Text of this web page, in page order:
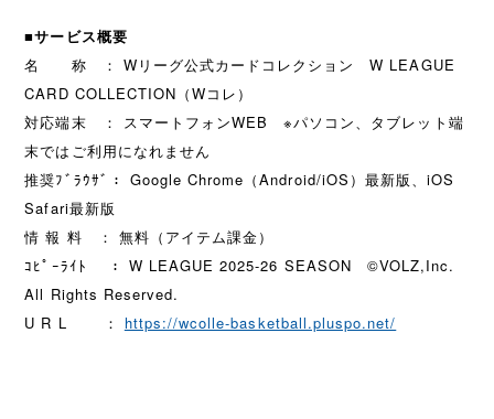
■サービス概要
名 称 ： Wリーグ公式カードコレクション W LEAGUE
CARD COLLECTION（Wコレ）
対応端末 ： スマートフォンWEB ※パソコン、タブレット端
末ではご利用になれません
推奨ﾌﾞﾗｳｻﾞ： Google Chrome（Android/iOS）最新版、iOS
Safari最新版
情 報 料 ： 無料（アイテム課金）
ｺﾋﾟｰﾗｲﾄ ： W LEAGUE 2025-26 SEASON ©VOLZ,Inc.
All Rights Reserved.
U R L ： https://wcolle-basketball.pluspo.net/